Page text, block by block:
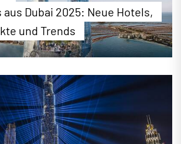
Dubai 2025: Neue Hotels,
und Trends
Wir werfen einen Blick auf
in der Metropole